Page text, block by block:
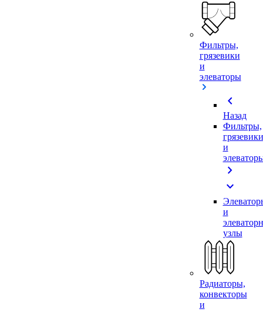
Фильтры,
грязевики
и
элеваторы
chevron_left
Назад
Фильтры,
грязевики
и
chevron_right
expand_more
и
узлы
Радиаторы,
конвекторы
и